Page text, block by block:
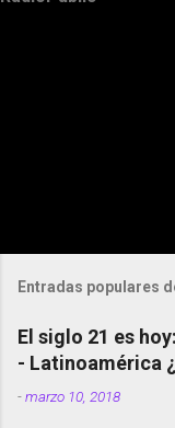
Entradas populares
El siglo 21 es
- Latinoamérica
-marzo 10, 2018